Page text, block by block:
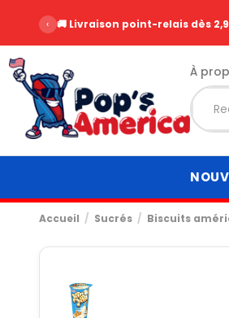
‹ 🚚 Livraison point-relais dès
À
Accueil Sucrés Biscuits